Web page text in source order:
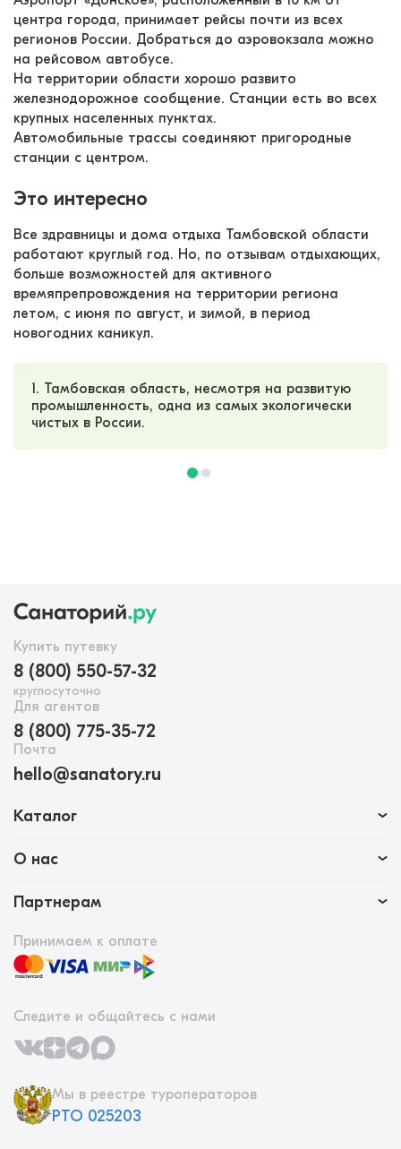
центра города, принимает рейсы почти из всех
регионов России. Добраться до аэровокзала можно
на рейсовом автобусе.
На территории области хорошо развито
железнодорожное сообщение. Станции есть во всех
крупных населенных пунктах.
Автомобильные трассы соединяют пригородные
станции с центром.
Это интересно
Все здравницы и дома отдыха Тамбовской области
работают круглый год. Но, по отзывам отдыхающих,
больше возможностей для активного
времяпрепровождения на территории региона
летом, с июня по август, и зимой, в период
новогодних каникул.
1. Тамбовская область, несмотря на развитую
промышленность, одна из самых экологически
чистых в России.
Купить путевку
8 (800) 550-57-32
круглосуточно
Для агентов
8 (800) 775-35-72
Почта
hello@sanatory.ru
Каталог
О нас
Партнерам
Принимаем к оплате
Следите и общайтесь с нами
Мы в реестре туроператоров
РТО 025203